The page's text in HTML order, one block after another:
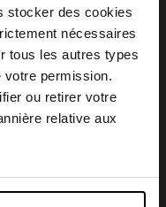
stocker des cookies
nécessaires
tous les autres types
votre permission.
ou retirer votre
relative aux
pays